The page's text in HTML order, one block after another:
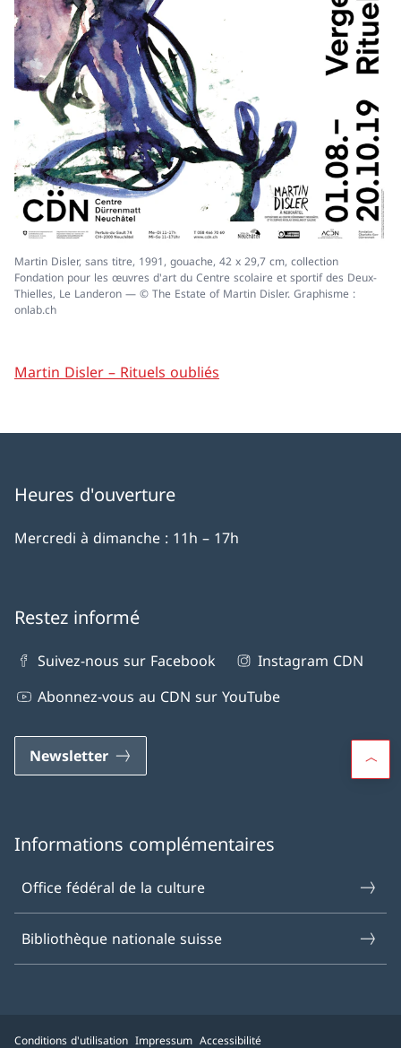
Martin Disler, sans titre, 1991, gouache, 42 x 29,7 cm, collection
Fondation pour les œuvres d'art du Centre scolaire et sportif des Deux-
Thielles, Le Landeron — © The Estate of Martin Disler. Graphisme :
onlab.ch
Martin Disler – Rituels oubliés
Heures d'ouverture
Mercredi à dimanche : 11h – 17h
Restez informé
Suivez-nous sur Facebook
Instagram CDN
Abonnez-vous au CDN sur YouTube
Newsletter
Informations complémentaires
Office fédéral de la culture
Bibliothèque nationale suisse
Conditions d'utilisation Impressum Accessibilité